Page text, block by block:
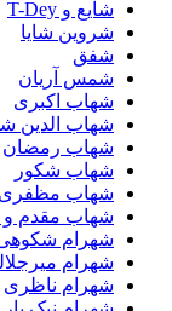
شایع و T-Dey
شروین شایا
شفق
شمس آریان
شهاب اکبری
شهاب الدین
شهاب رمضان
شهاب شکور
شهاب مظفری
شهاب مقدم و
شهرام
شهرام
شهرام ناظری